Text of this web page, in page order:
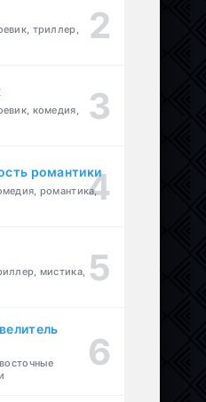
триллер,
комедия,
романтики
романтика,
мистика,